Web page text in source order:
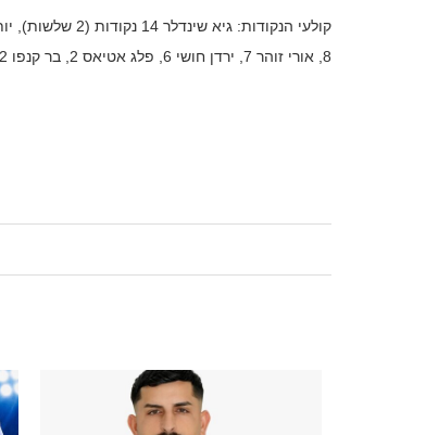
8, אורי זוהר 7, ירדן חושי 6, פלג אטיאס 2, בר קנפו 2.